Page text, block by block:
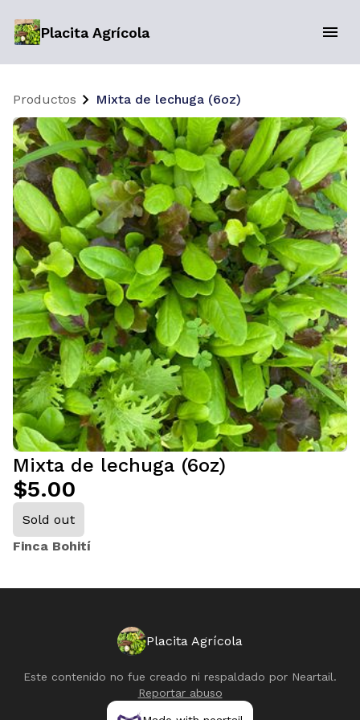
Placita Agrícola
Productos Mixta de lechuga (6oz)
Mixta de lechuga (6oz)
$5.00
Sold out
Finca Bohití
Placita Agrícola
Este contenido no fue creado ni respaldado por Neartail.
Reportar abuso